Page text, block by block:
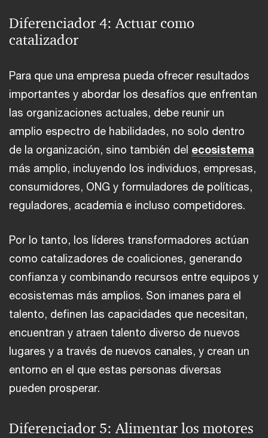
Diferenciador 4: Actuar como
catalizador
Para que una empresa pueda ofrecer resultados
importantes y abordar los desafíos que enfrentan
las organizaciones actuales, debe reunir un
amplio espectro de habilidades, no solo dentro
de la organización, sino también del ecosistema
más amplio, incluyendo los individuos, empresas,
consumidores, ONG y formuladores de políticas,
reguladores, academia e incluso competidores.
Por lo tanto, los líderes transformadores actúan
como catalizadores de coaliciones, generando
confianza y combinando recursos entre equipos y
ecosistemas más amplios. Son imanes para el
talento, definen las capacidades que necesitan,
encuentran y atraen talento diverso de nuevos
lugares y a través de nuevos canales, y crean un
entorno en el que estas personas diversas
pueden prosperar.
Diferenciador 5: Alimentar los motores